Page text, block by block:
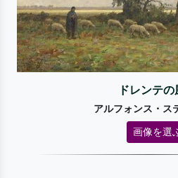
ドレンテの
アルフォンス・ス
画像を選